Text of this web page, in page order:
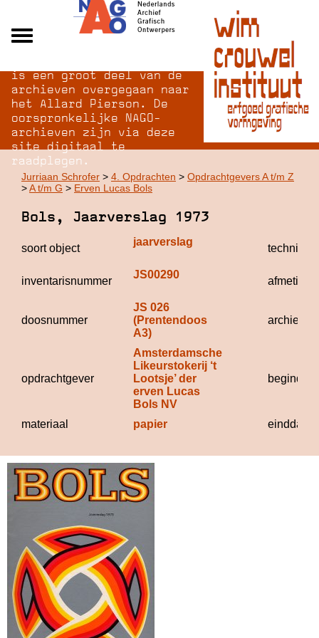
Over NAGO
Over WCI
Inloggen
is een groot deel van de
archieven overgegaan naar
het Allard Pierson. De
oorspronkelijke NAGO-
archieven zijn via deze
site digitaal te
raadplegen.
Jurriaan Schrofer > 4. Opdrachten > Opdrachtgevers A t/m Z
>A t/m G > Erven Lucas Bols
Bols, Jaarverslag 1973
soort object
jaarverslag
techniek
inventarisnummer
JS00290
doosnummer
JS 026
(Prentendoos
A3)
archief
opdrachtgever
Amsterdamsche
Likeurstokerij ‘t
Lootsje’ der
erven Lucas
Bols NV
materiaal papier